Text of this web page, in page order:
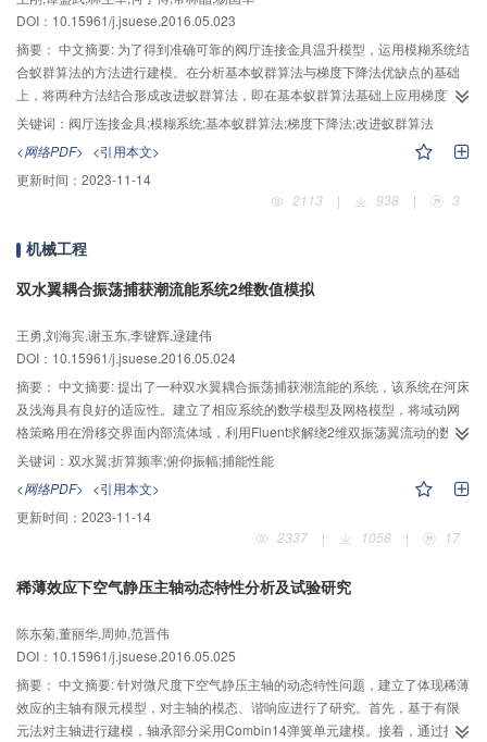
DOI：10.15961/j.jsuese.2016.05.023
摘要： 中文摘要: 为了得到准确可靠的阀厅连接金具温升模型，运用模糊系统结
合蚁群算法的方法进行建模。在分析基本蚁群算法与梯度下降法优缺点的基础
上，将两种方法结合形成改进蚁群算法，即在基本蚁群算法基础上应用梯度下
降算法。通过试验得到的训练数据分别用基本蚁群算法、梯度下降算法、改进
蚁群算法训练模糊系统，改进蚁群算法的收敛效果优于其他两种方法；通过试
验得到的测试数据对4种方法所得的模型进行测试，由改进蚁群算法训练模糊系
统所得模型的测试效果是最好的。结果表明，若能通过试验得到足量训练数
据，用改进蚁群算法训练模糊系统的方法对阀厅连接金具的温升进行建模是可
关键词： 阀厅连接金具;模糊系统;基本蚁群算法;梯度下降法;改进蚁群算法
<网络PDF> <引用本文>
更新时间： 2023-11-14
2113
| 938 | 3
机械工程
双水翼耦合振荡捕获潮流能系统2维数值模拟
王勇,刘海宾,谢玉东,李键辉,逯建伟
DOI：10.15961/j.jsuese.2016.05.024
摘要： 中文摘要: 提出了一种双水翼耦合振荡捕获潮流能的系统，该系统在河床
及浅海具有良好的适应性。建立了相应系统的数学模型及网格模型，将域动网
格策略用在滑移交界面内部流体域，利用Fluent求解绕2维双振荡翼流动的数值
模型。研究了折算频率、俯仰振幅及雷诺数对NACA0015型双水翼水动力特性
及捕获潮流能性能的影响，以及在不同运动参数下水翼的升阻力、俯仰力矩、
功率系数的变化规律。结果表明，振荡水翼的折算频率、俯仰振幅和雷诺数会
影响水翼边界层的分离及周围漩涡的产生和脱落，继而影响振荡翼的升阻力特
性和俯仰力矩特性。折算频率与俯仰振幅对振荡水翼系统的捕能效果有较大影
振荡捕获潮流能系统的水动力和捕能性能较好，捕能效率可达40%。
关键词： 双水翼;折算频率;俯仰振幅;捕能性能
<网络PDF> <引用本文>
更新时间： 2023-11-14
2337
| 1058 | 17
稀薄效应下空气静压主轴动态特性分析及试验研究
陈东菊,董丽华,周帅,范晋伟
DOI：10.15961/j.jsuese.2016.05.025
摘要： 中文摘要: 针对微尺度下空气静压主轴的动态特性问题，建立了体现稀薄
效应的主轴有限元模型，对主轴的模态、谐响应进行了研究。首先，基于有限
元法对主轴进行建模，轴承部分采用Combin14弹簧单元建模。接着，通过扰动